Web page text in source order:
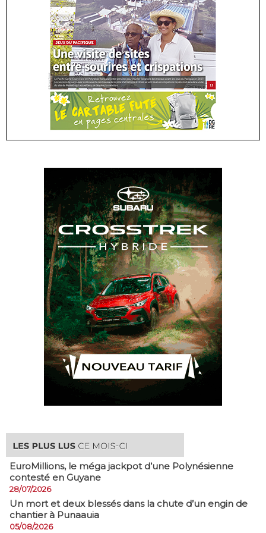
EuroMillions, ​le méga jackpot d’une Polynésienne
contesté en Guyane
28/07/2026
​Un mort et deux blessés dans la chute d’un engin de
chantier à Punaauia
05/08/2026